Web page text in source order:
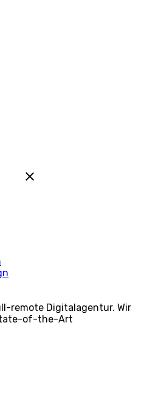
remote Digitalagentur. Wir
of-the-Art